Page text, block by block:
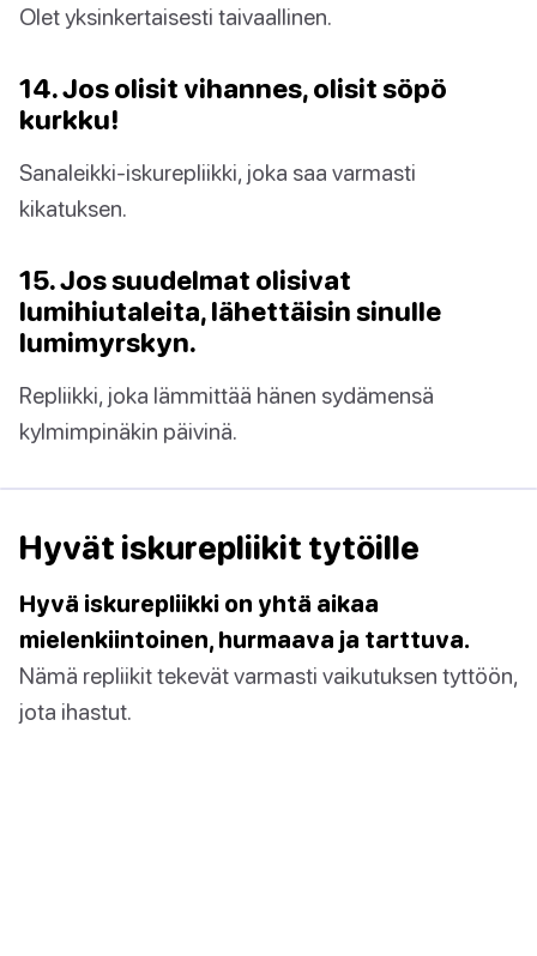
Olet yksinkertaisesti taivaallinen.
14. Jos olisit vihannes, olisit söpö
kurkku!
Sanaleikki-iskurepliikki, joka saa varmasti
kikatuksen.
15. Jos suudelmat olisivat
lumihiutaleita, lähettäisin sinulle
lumimyrskyn.
Repliikki, joka lämmittää hänen sydämensä
kylmimpinäkin päivinä.
Hyvät iskurepliikit tytöille
Hyvä iskurepliikki on yhtä aikaa
mielenkiintoinen, hurmaava ja tarttuva.
Nämä repliikit tekevät varmasti vaikutuksen tyttöön,
jota ihastut.